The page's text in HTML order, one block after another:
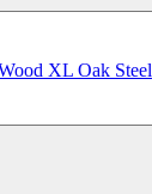
XL Oak Steel